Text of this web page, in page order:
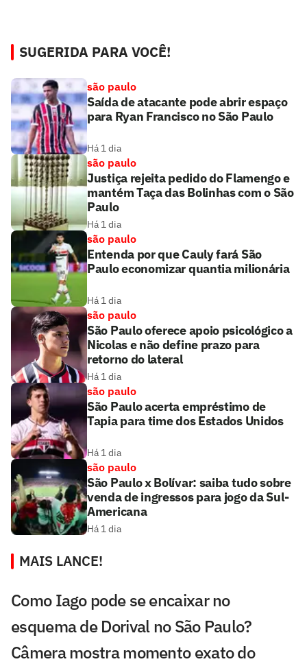
SUGERIDA PARA VOCÊ!
são paulo
Saída de atacante pode abrir espaço
para Ryan Francisco no São Paulo
Há 1 dia
são paulo
Justiça rejeita pedido do Flamengo e
mantém Taça das Bolinhas com o São
Paulo
Há 1 dia
são paulo
Entenda por que Cauly fará São
Paulo economizar quantia milionária
Há 1 dia
são paulo
São Paulo oferece apoio psicológico a
Nicolas e não define prazo para
retorno do lateral
Há 1 dia
são paulo
São Paulo acerta empréstimo de
Tapia para time dos Estados Unidos
Há 1 dia
são paulo
São Paulo x Bolívar: saiba tudo sobre
venda de ingressos para jogo da Sul-
Americana
Há 1 dia
MAIS LANCE!
Como Iago pode se encaixar no
esquema de Dorival no São Paulo?
Câmera mostra momento exato do